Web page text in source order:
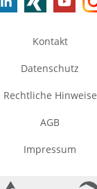
Kontakt
Datenschutz
Rechtliche Hinweise
AGB
Impressum